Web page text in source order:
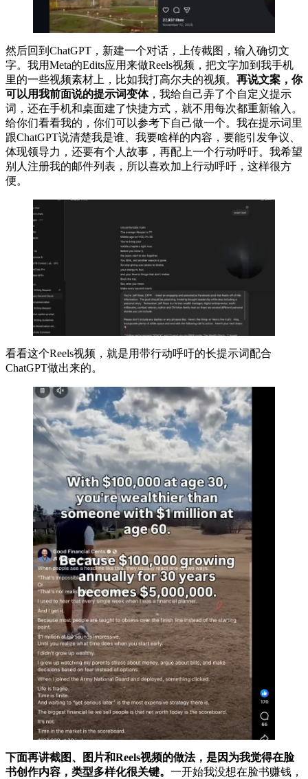
然后回到ChatGPT，新建一个对话，上传截图，输入确切文
字。我用Meta的Edits应用来做Reels视频，把文字加到我手机
里的一些视频素材上，比如我打高尔夫的视频。 再说文案，你
可以用我前面说的提示词变体，我给自己弄了个自定义提示
词，还在手机和桌面建了快捷方式，就不用每次都重新输入。
给你们看看我的，你们可以参考下自己做一个。我在提示词里
跟ChatGPT说清楚我是谁、我要啥样的内容，要能引发争议、
体现领导力，还要有个人故事，再配上一个行动呼吁。我希望
别人注册我的邮件列表，所以喜欢加上行动呼吁，这样很方
便。
看看这个Reels视频，就是用带行动呼吁的长提示词配合
ChatGPT做出来的。
下面再讲截图、图片和Reels视频的做法，是因为我觉得在脸
书创作内容，类型多样化很关键。 一开始我没想在脸书赚钱，